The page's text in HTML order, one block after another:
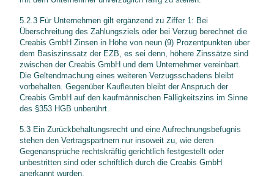
5.2.3 Für Unternehmen gilt ergänzend zu Ziffer 1: Bei
Überschreitung des Zahlungsziels oder bei Verzug berechnet die
Creabis GmbH Zinsen in Höhe von neun (9) Prozentpunkten über
dem Basiszinssatz der EZB, es sei denn, höhere Zinssätze sind
zwischen der Creabis GmbH und dem Unternehmer vereinbart.
Die Geltendmachung eines weiteren Verzugsschadens bleibt
vorbehalten. Gegenüber Kaufleuten bleibt der Anspruch der
Creabis GmbH auf den kaufmännischen Fälligkeitszins im Sinne
des §353 HGB unberührt.
5.3 Ein Zurückbehaltungsrecht und eine Aufrechnungsbefugnis
stehen den Vertragspartnern nur insoweit zu, wie deren
Gegenansprüche rechtskräftig gerichtlich festgestellt oder
unbestritten sind oder schriftlich durch die Creabis GmbH
anerkannt wurden.